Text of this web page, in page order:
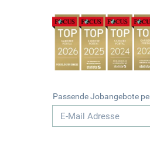
Passende Jobangebote